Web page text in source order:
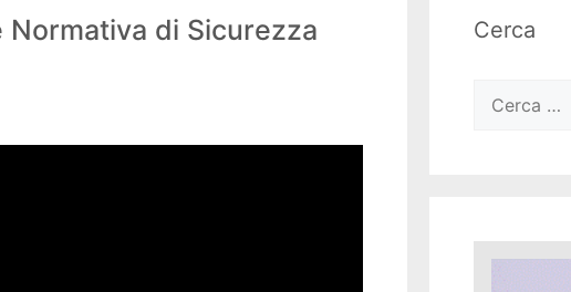
Normativa di Sicurezza
Cerca
per: